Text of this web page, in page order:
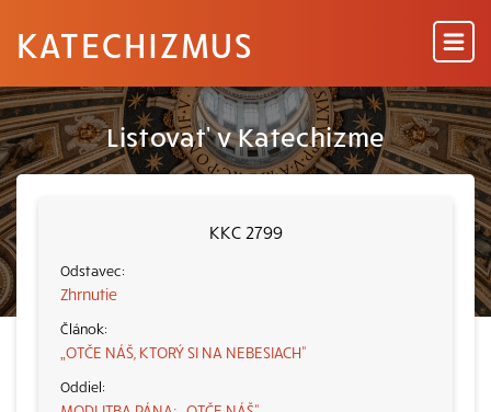
KATECHIZMUS
Listovať v Katechizme
KKC 2799
Zhrnutie
„OTČE NÁŠ, KTORÝ SI NA NEBESIACH“